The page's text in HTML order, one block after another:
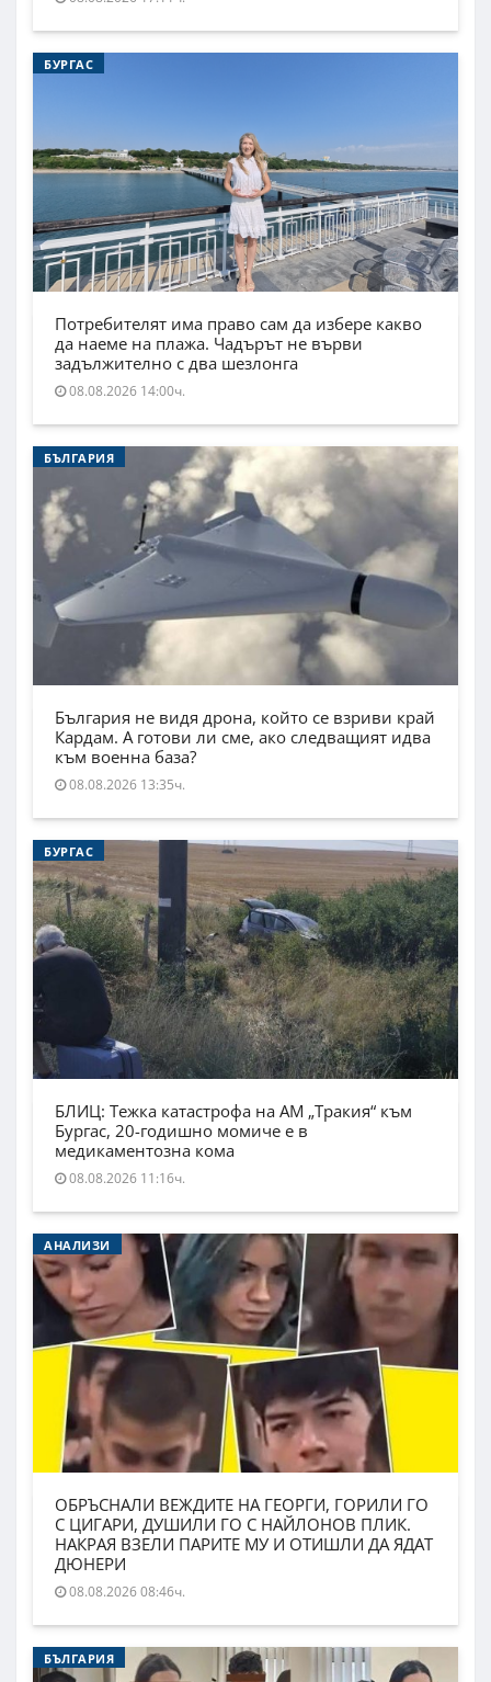
БУРГАС
Потребителят има право сам да избере какво
да наеме на плажа. Чадърът не върви
задължително с два шезлонга
08.08.2026 14:00ч.
БЪЛГАРИЯ
България не видя дрона, който се взриви край
Кардам. А готови ли сме, ако следващият идва
към военна база?
08.08.2026 13:35ч.
БУРГАС
БЛИЦ: Тежка катастрофа на АМ „Тракия“ към
Бургас, 20-годишно момиче е в
медикаментозна кома
08.08.2026 11:16ч.
АНАЛИЗИ
ОБРЪСНАЛИ ВЕЖДИТЕ НА ГЕОРГИ, ГОРИЛИ ГО
С ЦИГАРИ, ДУШИЛИ ГО С НАЙЛОНОВ ПЛИК.
НАКРАЯ ВЗЕЛИ ПАРИТЕ МУ И ОТИШЛИ ДА ЯДАТ
ДЮНЕРИ
08.08.2026 08:46ч.
БЪЛГАРИЯ